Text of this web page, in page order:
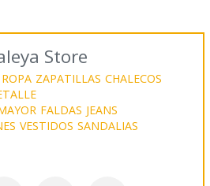
Store
ZAPATILLAS CHALECOS
FALDAS JEANS
VESTIDOS SANDALIAS